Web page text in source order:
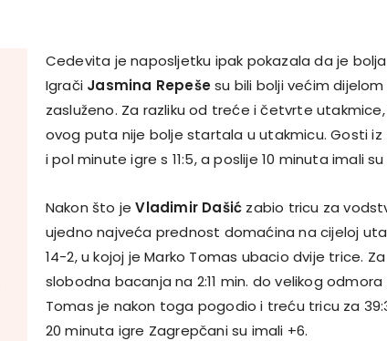
Cedevita je naposljetku ipak pokazala da je
Igrači Jasmina Repešesu bili bolji većim
zasluženo. Za razliku od treće i četvrte
ovog puta nije bolje startala u utakmicu. Gosti
i pol minute igre s 11:5, a poslije 10 minuta imali
Nakon što jeVladimir Dašić zabio tricu za
ujedno najveća prednost domaćina na cijeloj
14-2, u kojoj je Marko Tomas ubacio dvije trice.
slobodna bacanja na 2:11 min. do velikog odmora
Tomas je nakon toga pogodio i treću tricu za
20 minuta igre Zagrepčani su imali +6.